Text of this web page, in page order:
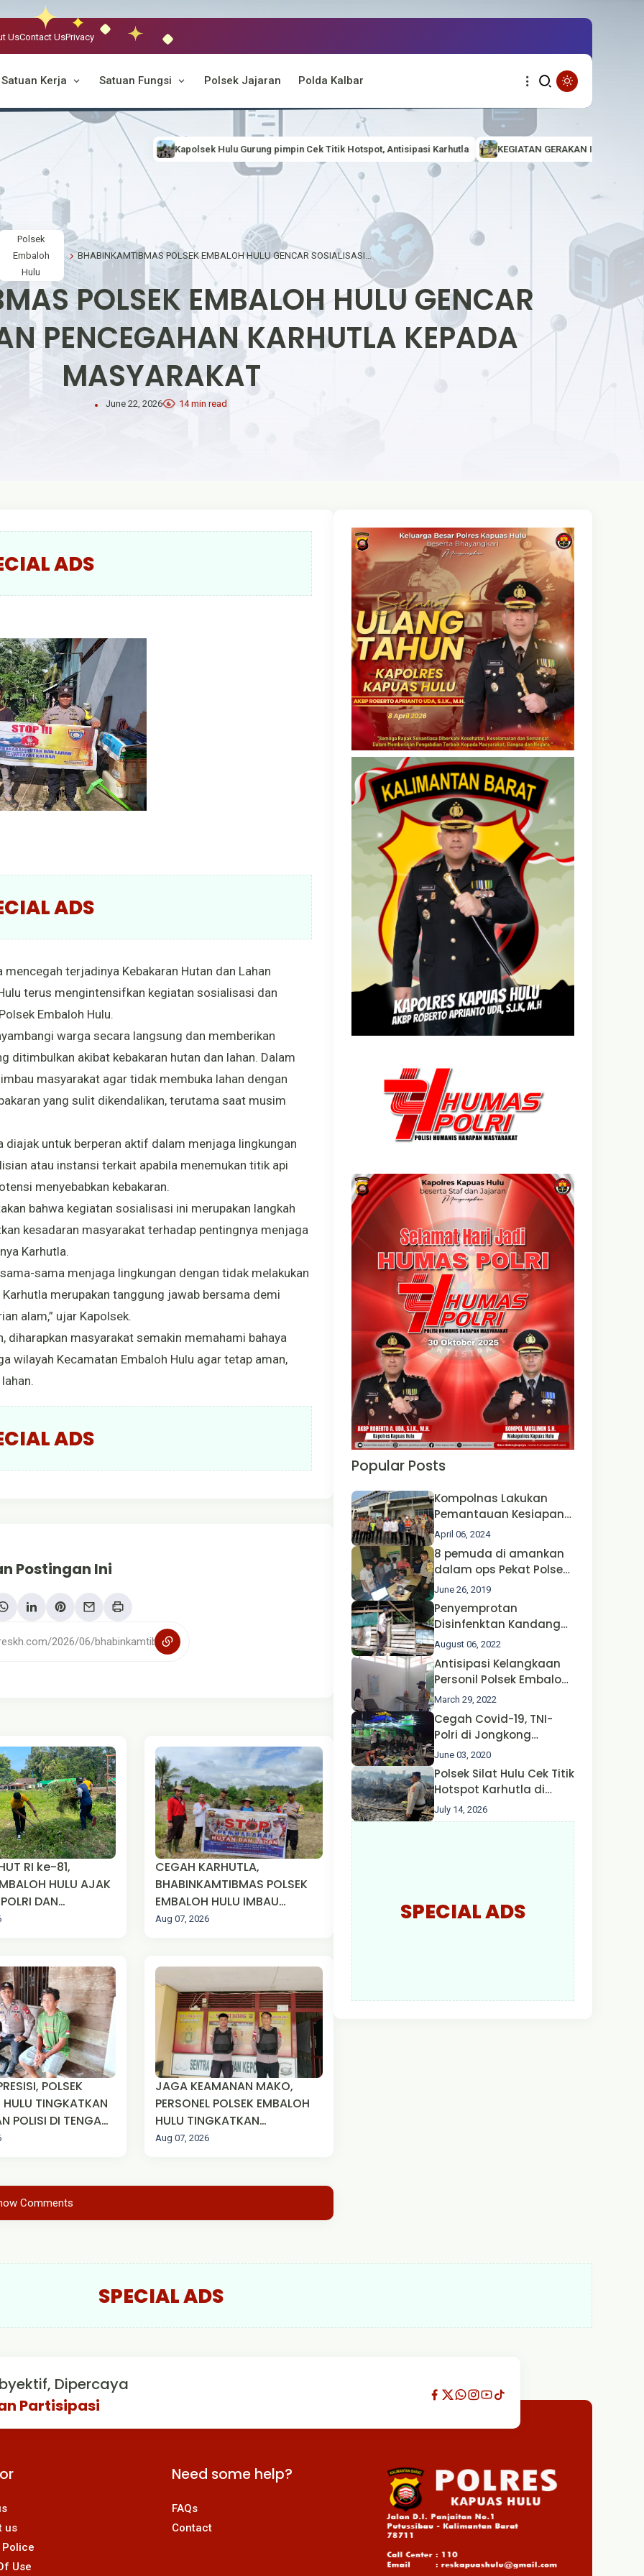
UsContact UsPrivacy
Satuan Kerja Satuan Fungsi Polsek Jajaran Polda Kalbar
Kapolsek Hulu Gurung pimpin Cek Titik Hotspot, Antisipasi Karhutla KEGIATAN GERAKAN INDONESIA ASRI (AMAN, SEHAT,
Polsek
Embaloh
Hulu
BHABINKAMTIBMAS POLSEK EMBALOH HULU GENCAR SOSIALISASIKAN PENCEGAHAN KARHUTLA KEPADA MASYARAKAT
POLSEK EMBALOH HULU GENCAR
PENCEGAHAN KARHUTLA KEPADA
MASYARAKAT
June 22, 2026 14 min read
ADS
ADS
terjadinya Kebakaran Hutan dan Lahan
terus mengintensifkan kegiatan sosialisasi dan
Embaloh Hulu.
warga secara langsung dan memberikan
ditimbulkan akibat kebakaran hutan dan lahan. Dalam
masyarakat agar tidak membuka lahan dengan
yang sulit dikendalikan, terutama saat musim
untuk berperan aktif dalam menjaga lingkungan
atau instansi terkait apabila menemukan titik api
menyebabkan kebakaran.
bahwa kegiatan sosialisasi ini merupakan langkah
kesadaran masyarakat terhadap pentingnya menjaga
Karhutla.
sama menjaga lingkungan dengan tidak melakukan
merupakan tanggung jawab bersama demi
alam,” ujar Kapolsek.
diharapkan masyarakat semakin memahami bahaya
wilayah Kecamatan Embaloh Hulu agar tetap aman,
ADS
Postingan Ini
RI ke-81,
HULU AJAK
DAN
GOTONG
CEGAH KARHUTLA,
BHABINKAMTIBMAS POLSEK
EMBALOH HULU IMBAU
WARGA TIDAK MEMBAKAR
Aug 07, 2026
POLSEK
HULU TINGKATKAN
POLISI DI TENGAH
JAGA KEAMANAN MAKO,
PERSONEL POLSEK EMBALOH
HULU TINGKATKAN
KEWASPADAAN MELALUI
Aug 07, 2026
Comments
Popular Posts
Kompolnas Lakukan
Pemantauan Kesiapan
Operasi Ketupat 2024 di
Polda Jatim Bersama
Kapolri dan Menteri
Perhubungan
April 06, 2024
8 pemuda di amankan
dalam ops Pekat Polsek
Jongkong
June 26, 2019
Penyemprotan
Disinfenktan Kandang
Ternak Kambing warga
Oleh Satgas Ops Aman
Nusa II Polda Kalbar*
August 06, 2022
Antisipasi Kelangkaan
Personil Polsek Embaloh
Hulu Gencar Lakukan
Pengecekan Oksigen
March 29, 2022
Cegah Covid-19, TNI-
Polri di Jongkong
Himbau Masyarakat
Jangan Kumpul Hinga
Larut Malam.
June 03, 2020
Polsek Silat Hulu Cek Titik
Hotspot Karhutla di
Desa Nanga Dangkan,
Api Ditemukan Sudah
July 14, 2026
SPECIAL ADS
SPECIAL ADS
Dipercaya
Partisipasi
us
Use
Need some help?
FAQs
Contact